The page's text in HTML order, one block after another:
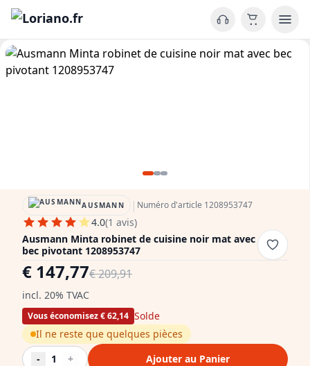
AUSMANN | Numéro d'article 1208953747
4.0(1 avis)
Ausmann Minta robinet de cuisine noir mat avec
bec pivotant 1208953747
€ 147,77€ 209,91
incl. 20% TVAC
Vous économisez € 62,14 Solde
Il ne reste que quelques pièces
-
1 + Ajouter au Panier